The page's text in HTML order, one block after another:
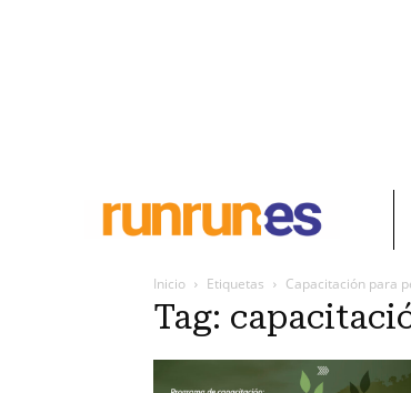
Inicio Etiquetas Capacitación para
Tag: